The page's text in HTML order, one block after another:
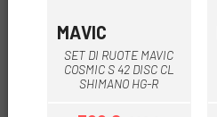
MAVIC
SET DI RUOTE MAVIC
COSMIC S 42 DISC CL
SHIMANO HG-R